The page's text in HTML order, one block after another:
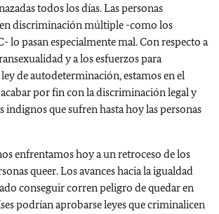
todos los días. Las personas
discriminación múltiple -como los
lo pasan especialmente mal. Con respecto a
y a los esfuerzos para
de autodeterminación, estamos en el
por fin con la discriminación legal y
que sufren hasta hoy las personas
enfrentamos hoy a un retroceso de los
queer. Los avances hacia la igualdad
conseguir corren peligro de quedar en
podrían aprobarse leyes que criminalicen